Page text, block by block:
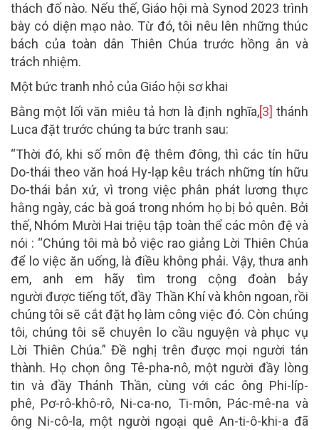
thách đố nào. Nếu thế, Giáo hội mà Synod 2023 trình
bày có diện mạo nào. Từ đó, tôi nêu lên những thúc
bách của toàn dân Thiên Chúa trước hồng ân và
trách nhiệm.
Một bức tranh nhỏ của Giáo hội sơ khai
Bằng một lối văn miêu tả hơn là định nghĩa,[3] thánh
Luca đặt trước chúng ta bức tranh sau:
“Thời đó, khi số môn đệ thêm đông, thì các tín hữu
Do-thái theo văn hoá Hy-lạp kêu trách những tín hữu
Do-thái bản xứ, vì trong việc phân phát lương thực
hằng ngày, các bà goá trong nhóm họ bị bỏ quên. Bởi
thế, Nhóm Mười Hai triệu tập toàn thể các môn đệ và
nói : “Chúng tôi mà bỏ việc rao giảng Lời Thiên Chúa
để lo việc ăn uống, là điều không phải. Vậy, thưa anh
em, anh em hãy tìm trong cộng đoàn bảy
người được tiếng tốt, đầy Thần Khí và khôn ngoan, rồi
chúng tôi sẽ cắt đặt họ làm công việc đó. Còn chúng
tôi, chúng tôi sẽ chuyên lo cầu nguyện và phục vụ
Lời Thiên Chúa.” Đề nghị trên được mọi người tán
thành. Họ chọn ông Tê-pha-nô, một người đầy lòng
tin và đầy Thánh Thần, cùng với các ông Phi-líp-
phê, Pơ-rô-khô-rô, Ni-ca-no, Ti-môn, Pác-mê-na và
ông Ni-cô-la, một người ngoại quê An-ti-ô-khi-a đã